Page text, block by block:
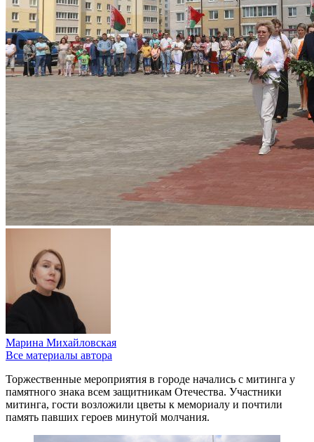
Марина Михайловская
Все материалы автора
Торжественные мероприятия в городе начались с митинга у
памятного знака всем защитникам Отечества. Участники
митинга, гости возложили цветы к мемориалу и почтили
память павших героев минутой молчания.